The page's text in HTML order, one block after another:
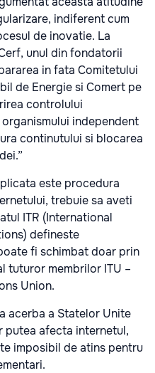
indiferent cum
de inovatie. La
unul din fondatorii
in fata Comitetului
de Energie si Comert pe
controlului
independent
continutului si blocarea
este procedura
trebuie sa aveti
ITR (International
defineste
fi schimbat doar prin
tuturor membrilor ITU –
Union.
acerba a Statelor Unite
putea afecta internetul,
imposibil de atins pentru